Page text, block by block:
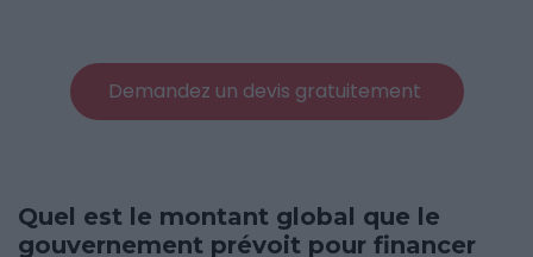
Demandez un devis gratuitement
Quel est le montant global que le
gouvernement prévoit pour financer